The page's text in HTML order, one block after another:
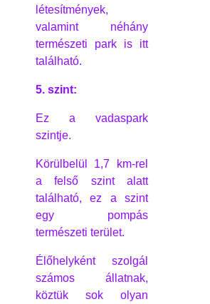
létesítmények,
valamint néhány
természeti park is itt
található.
5. szint:
Ez a vadaspark
szintje.
Körülbelül 1,7 km-rel
a felső szint alatt
található, ez a szint
egy pompás
természeti terület.
Élőhelyként szolgál
számos állatnak,
köztük sok olyan